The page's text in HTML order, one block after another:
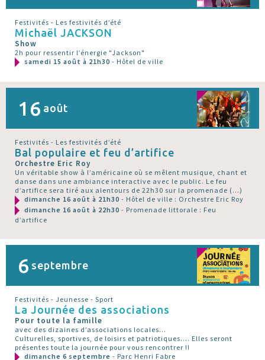
Festivités - Les festivités d’été
Michaël JACKSON
Show
2h pour ressentir l’énergie "Jackson"
samedi 15 août à 21h30 - Hôtel de ville
16 août
Festivités - Les festivités d’été
Bal populaire et feu d’artifice
Orchestre Eric Roy
Un véritable show à l’américaine où se mêlent musique, chant et
danse dans une ambiance interactive avec le public. Le feu
d’artifice sera tiré aux alentours de 22h30 sur la promenade (…)
dimanche 16 août à 21h30 - Hôtel de ville : Orchestre Eric Roy
dimanche 16 août à 22h30 - Promenade littorale : Feu
d’artifice
6 septembre
Festivités - Jeunesse - Sport
La Journée des associations
Pour toute la famille
avec des dizaines d’associations locales...
Culturelles, sportives, de loisirs et patriotiques.... Elles seront
présentes toute la journée pour vous rencontrer !!
dimanche 6 septembre - Parc Henri Fabre